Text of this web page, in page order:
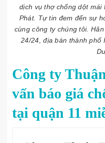
dịch vụ thợ chống dột mái
Phát. Tự tin đem đến sự
cùng công ty chúng tôi.
24/24, địa bàn thành phố
Công ty
vấn báo giá
tại quận 11